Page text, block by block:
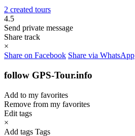
2 created tours
4.5
Send private message
Share track
×
Share on Facebook Share via WhatsApp
follow GPS-Tour.info
Add to my favorites
Remove from my favorites
Edit tags
×
Add tags Tags